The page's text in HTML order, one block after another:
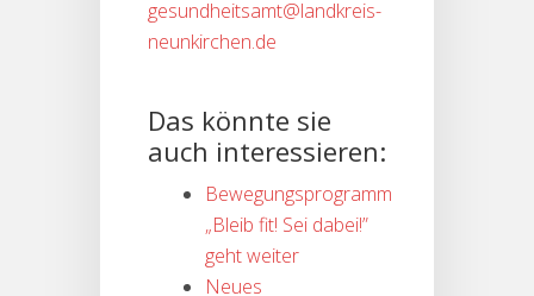
gesundheitsamt@landkreis-
neunkirchen.de
Das könnte sie
auch interessieren:
Bewegungsprogramm
„Bleib fit! Sei dabei!”
geht weiter
Neues